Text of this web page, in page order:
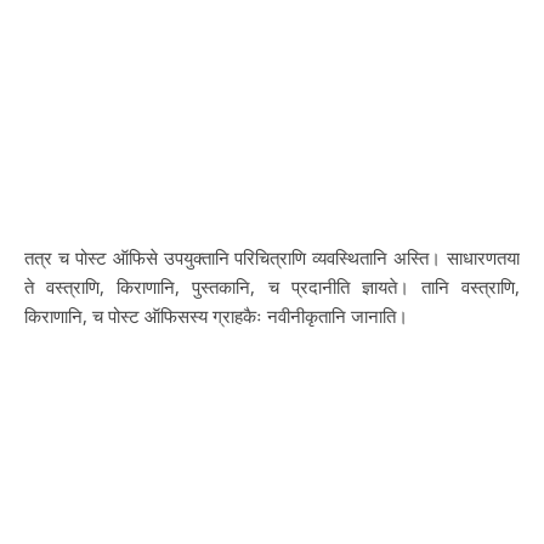
तत्र च पोस्ट ऑफिसे उपयुक्तानि परिचित्राणि व्यवस्थितानि अस्ति। साधारणतया
ते वस्त्राणि, किराणानि, पुस्तकानि, च प्रदानीति ज्ञायते। तानि वस्त्राणि,
किराणानि, च पोस्ट ऑफिसस्य ग्राहकैः नवीनीकृतानि जानाति।